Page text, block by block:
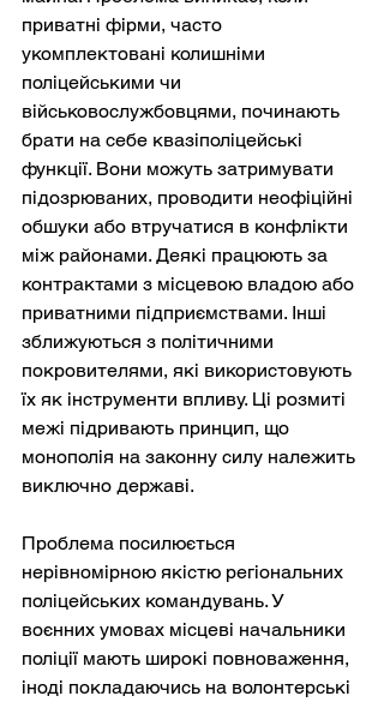
приватні фірми, часто
укомплектовані колишніми
поліцейськими чи
військовослужбовцями, починають
брати на себе квазіполіцейські
функції. Вони можуть затримувати
підозрюваних, проводити неофіційні
обшуки або втручатися в конфлікти
між районами. Деякі працюють за
контрактами з місцевою владою або
приватними підприємствами. Інші
зближуються з політичними
покровителями, які використовують
їх як інструменти впливу. Ці розмиті
межі підривають принцип, що
монополія на законну силу належить
виключно державі.
Проблема посилюється
нерівномірною якістю регіональних
поліцейських командувань. У
воєнних умовах місцеві начальники
поліції мають широкі повноваження,
іноді покладаючись на волонтерські